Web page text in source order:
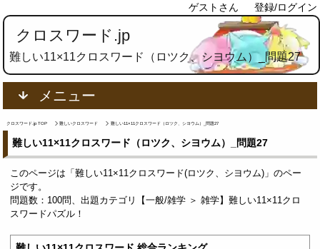
ゲストさん 登録/ログイン
クロスワード.jp
難しい11×11クロスワード（ロツク、シヨウム）_問題27
メニュー
クロスワード.jp TOP 難しいクロスワード 難しい11×11クロスワード（ロツク、シヨウム）_問題27
難しい11×11クロスワード（ロツク、シヨウム）_問題27
このページは「難しい11×11クロスワード(ロツク、シヨウム)」のペー
ジです。
問題数：100問、出題カテゴリ【一般/雑学 ＞ 雑学】難しい11×11クロ
スワードパズル！